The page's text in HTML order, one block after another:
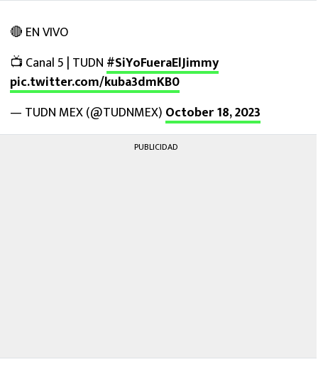
🔴 EN VIVO
📺 Canal 5 | TUDN #SiYoFueraElJimmy
pic.twitter.com/kuba3dmKB0
— TUDN MEX (@TUDNMEX) October 18, 2023
PUBLICIDAD